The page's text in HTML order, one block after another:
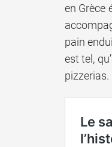
en Grèce
pain
est tel,
pizzerias.